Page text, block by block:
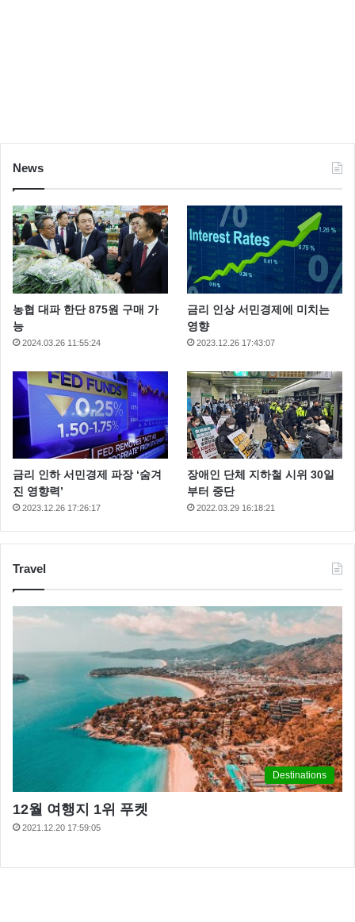
그 동안 스타들의 이야기를 들을 수 있는 방송을 많았지
만 스타 들이 술한잔 하면서 속마음을 털어놓는 걸 보니
저 사람들도 그냥 보통 사람이구나 하는 생각이 들면서
방송을 더 챙겨 보게 되네요.
인생술집 앞으로도 계속 대박 나시길 바랍니다.
News
농협 대파 한단 875원 구매 가
능
2024.03.26 11:55:24
금리 인상 서민경제에 미치는
영향
2023.12.26 17:43:07
금리 인하 서민경제 파장 ‘숨겨
진 영향력’
2023.12.26 17:26:17
장애인 단체 지하철 시위 30일
부터 중단
2022.03.29 16:18:21
Travel
Destinations
12월 여행지 1위 푸켓
2021.12.20 17:59:05